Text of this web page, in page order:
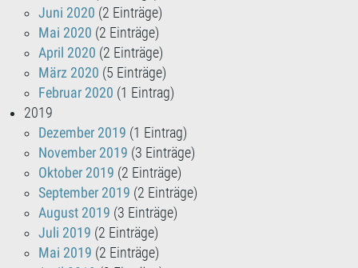
Juni 2020 (2 Einträge)
Mai 2020 (2 Einträge)
April 2020 (2 Einträge)
März 2020 (5 Einträge)
Februar 2020 (1 Eintrag)
2019
Dezember 2019 (1 Eintrag)
November 2019 (3 Einträge)
Oktober 2019 (2 Einträge)
September 2019 (2 Einträge)
August 2019 (3 Einträge)
Juli 2019 (2 Einträge)
Mai 2019 (2 Einträge)